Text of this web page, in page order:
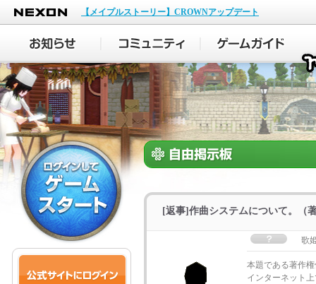
NEXON
【メイプルストーリー】CROWNアップデート
[返事]作曲システムについて。（
歌
本題である著作
インターネット